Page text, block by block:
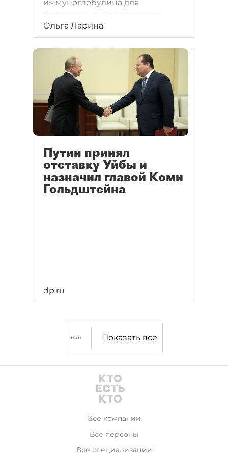
иммуноглобулина для
беременных. Подорожание
масла удивило Вологду, а в
Ненецком округе пачка масла —
154 рубля. В Мурманскую
область вернулся китайский
турпоток.
Ольга Ларина
Путин принял
отставку Уйбы и
назначил главой Коми
Гольдштейна
dp.ru
Показать все
Все компании
Все персоны
Все специализации